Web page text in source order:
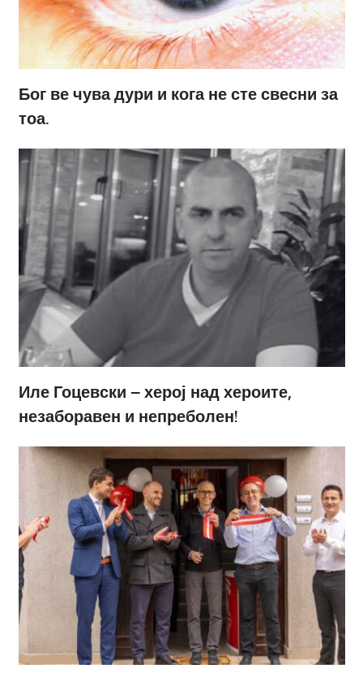
Бог ве чува дури и кога не сте свесни за
тоа.
Иле Гоцевски – херој над хероите,
незаборавен и непреболен!